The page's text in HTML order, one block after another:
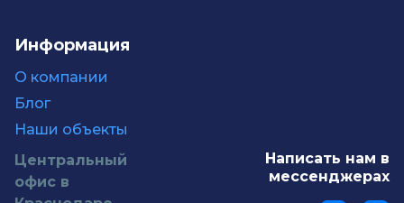
Информация
О компании
Блог
Наши объекты
Центральный
офис в
Написать нам в
мессенджерах